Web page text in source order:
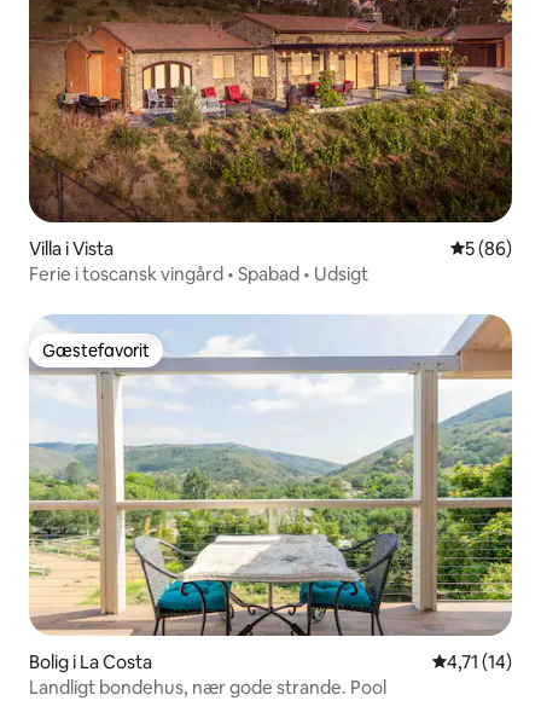
Villa i Vista 5 ud af 5 i
5 (86)
Ferie i toscansk vingård • Spabad • Udsigt
Gæstefavorit
Gæstefavorit
Bolig i La Costa 4,71 ud af 5
4,71 (14)
Landligt bondehus, nær gode strande. Pool